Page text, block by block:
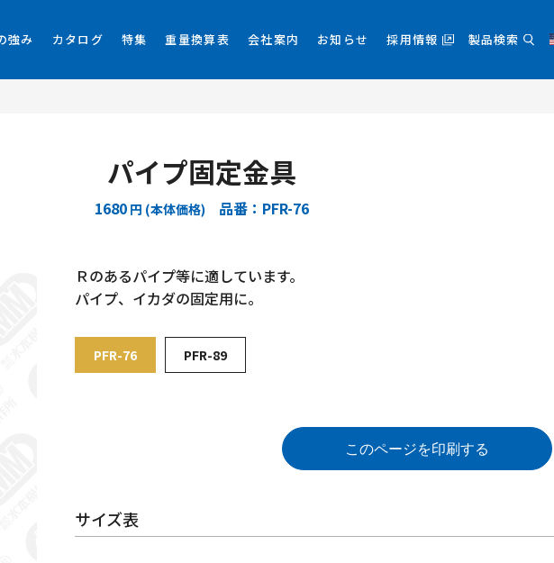
強み カタログ 特集 重量換算表 会社案内 お知らせ 採用情報 製品検索
パイプ固定金具
1680 円 (本体価格) 品番：PFR-76
Ｒのあるパイプ等に適しています。
パイプ、イカダの固定用に。
PFR-76 PFR-89
このページを印刷する
サイズ表